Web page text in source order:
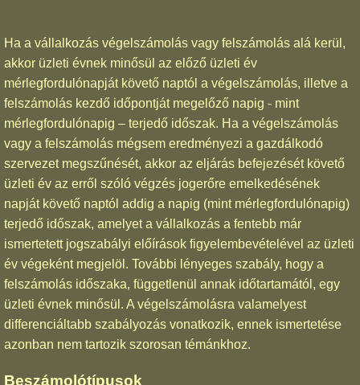
Ha a vállalkozás végelszámolás vagy felszámolás alá kerül,
akkor üzleti évnek minősül az előző üzleti év
mérlegfordulónapját követő naptól a végelszámolás, illetve a
felszámolás kezdő időpontját megelőző napig - mint
mérlegfordulónapig – terjedő időszak. Ha a végelszámolás
vagy a felszámolás mégsem eredményezi a gazdálkodó
szervezet megszűnését, akkor az eljárás befejezését követő
üzleti év az erről szóló végzés jogerőre emelkedésének
napját követő naptól addig a napig (mint mérlegfordulónapig)
terjedő időszak, amelyet a vállalkozás a fentebb már
ismertetett jogszabályi előírások figyelembevételével az üzleti
év végeként megjelöl. További lényeges szabály, hogy a
felszámolás időszaka, függetlenül annak időtartamától, egy
üzleti évnek minősül. A végelszámolásra valamelyest
differenciáltabb szabályozás vonatkozik, ennek ismertetése
azonban nem tartozik szorosan témánkhoz.
Beszámolótípusok